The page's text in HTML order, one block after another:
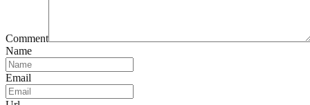
Comment
Name
Email